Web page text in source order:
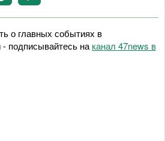
о главных событиях в
- подписывайтесь на канал 47news в